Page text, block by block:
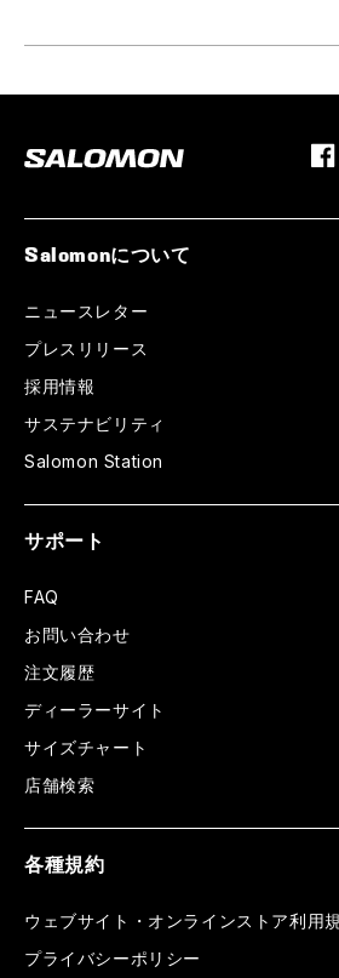
Salomonについて
ニュースレター
プレスリリース
採用情報
サステナビリティ
Salomon Station
サポート
FAQ
お問い合わせ
注文履歴
ディーラーサイト
サイズチャート
店舗検索
各種規約
ウェブサイト・オンラインストア利用
プライバシーポリシー